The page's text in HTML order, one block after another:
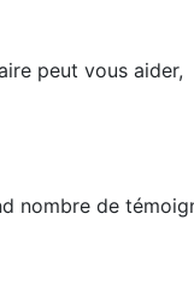
peut vous aider,
de